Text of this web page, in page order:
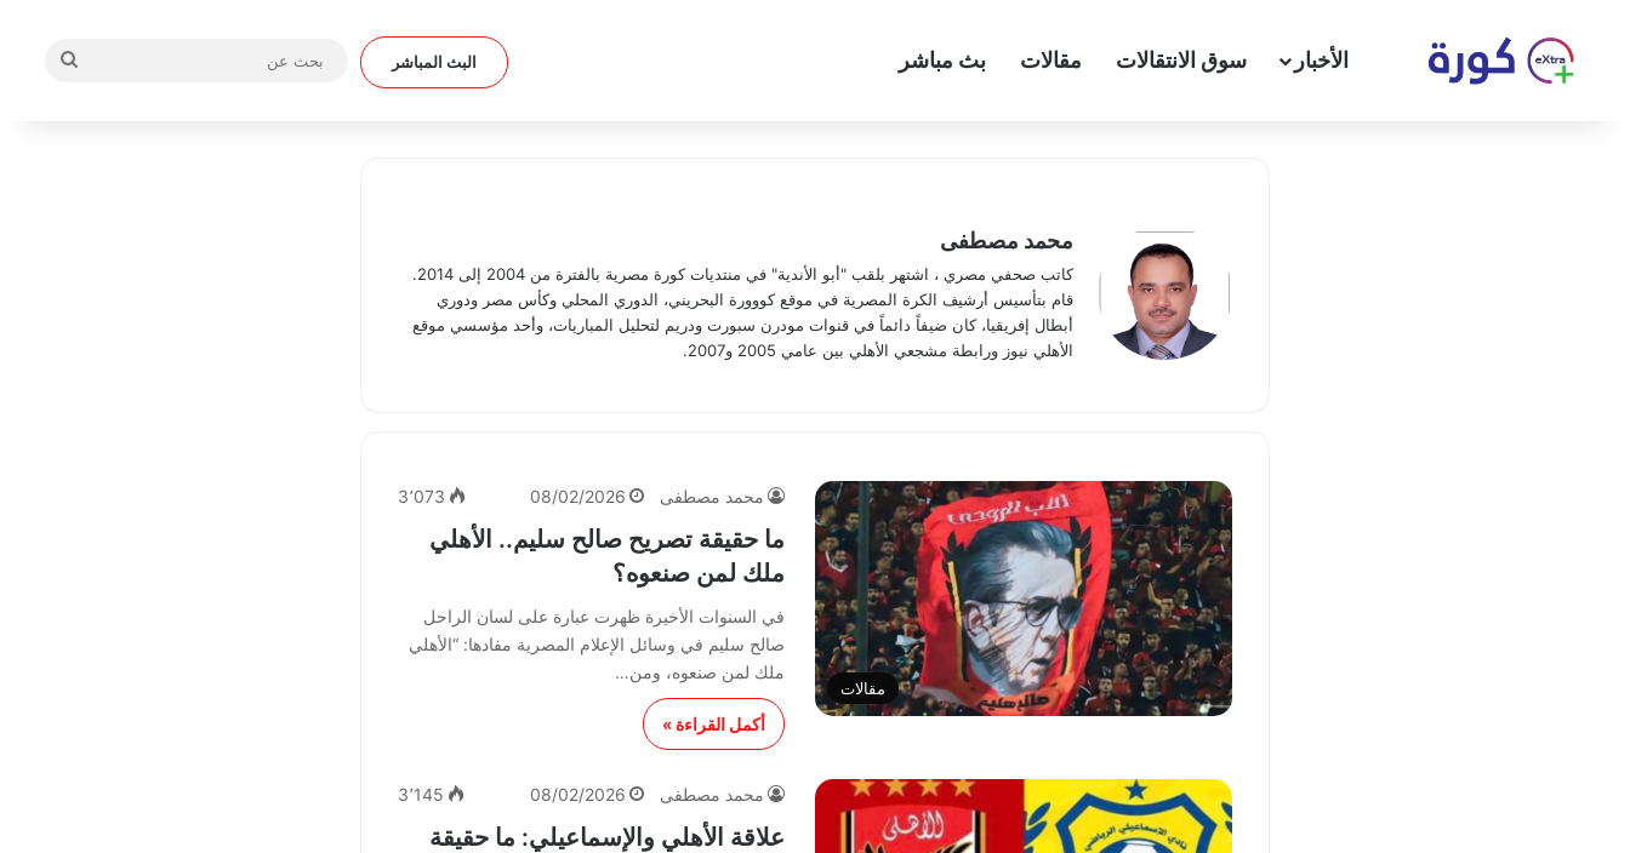
الأخبار سوق الانتقالات مقالات بث مباشر البث المباشر
محمد مصطفى
كاتب صحفي مصري ، اشتهر بلقب "أبو الأندية" في منتديات كورة مصرية بالفترة من 2004 إلى 2014.
قام بتأسيس أرشيف الكرة المصرية في موقع كووورة البحريني، الدوري المحلي وكأس مصر ودوري
أبطال إفريقيا، كان ضيفاً دائماً في قنوات مودرن سبورت ودريم لتحليل المباريات، وأحد مؤسسي موقع
الأهلي نيوز ورابطة مشجعي الأهلي بين عامي 2005 و2007.
مقالات
محمد مصطفى 08/02/2026 3٬073
ما حقيقة تصريح صالح سليم.. الأهلي
ملك لمن صنعوه؟
في السنوات الأخيرة ظهرت عبارة على لسان الراحل
صالح سليم في وسائل الإعلام المصرية مفادها: “الأهلي
ملك لمن صنعوه، ومن…
أكمل القراءة »
محمد مصطفى 08/02/2026 3٬145
علاقة الأهلي والإسماعيلي: ما حقيقة